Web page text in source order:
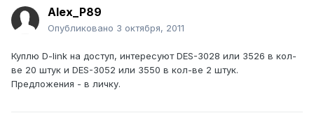
Alex_P89
Опубликовано 3 октября, 2011
Куплю D-link на доступ, интересуют DES-3028 или 3526 в кол-
ве 20 штук и DES-3052 или 3550 в кол-ве 2 штук.
Предложения - в личку.